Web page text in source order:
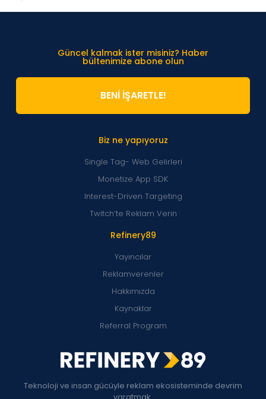
Teknoloji ve insan gücüyle reklam ekosisteminde devrim
Refinery89
Yayıncılar
Reklamverenler
Hakkımızda
Kaynaklar
Referral Program
Biz ne yapıyoruz
Single Tag- Web Gelirleri
Monetize App SDK
Interest-Driven Targeting
Twitch’te Reklam Verin
Güncel kalmak ister misiniz? Haber
bültenimize abone olun
BENİ İŞARETLE!